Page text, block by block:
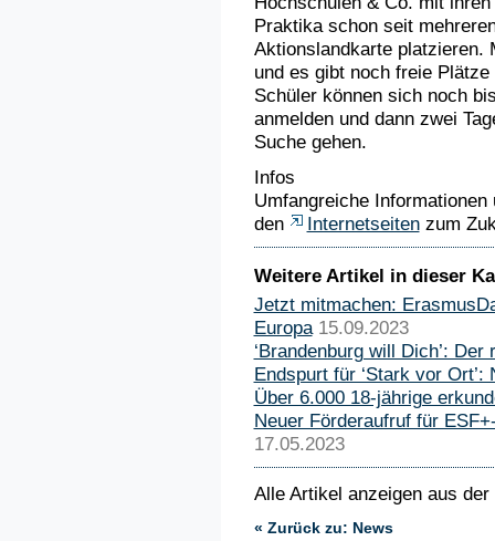
Praktika schon seit
Aktionslandkarte platzieren.
und es gibt noch freie
Schüler können sich noch
anmelden und dann zwei
Suche gehen.
Infos
Umfangreiche
den
Internetseitenzum
Weitere Artikel in dieser
Jetzt mitmachen:
Europa 15.09.2023
‘Brandenburg will Dich’:
Endspurt für ‘Stark vor
Über 6.000 18-jährige
Neuer Förderaufruf für
17.05.2023
Alle Artikel anzeigen aus
« Zurück zu: News